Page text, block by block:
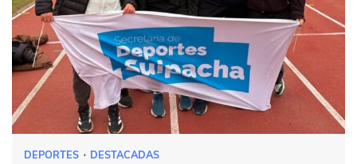
DEPORTES DESTACADAS